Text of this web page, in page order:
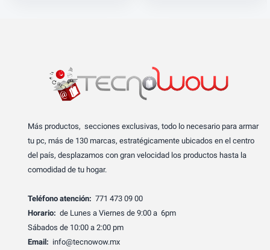
Más productos, secciones exclusivas, todo lo necesario para armar
tu pc, más de 130 marcas, estratégicamente ubicados en el centro
del país, desplazamos con gran velocidad los productos hasta la
comodidad de tu hogar.
Teléfono atención: 771 473 09 00
Horario: de Lunes a Viernes de 9:00 a 6pm
Sábados de 10:00 a 2:00 pm
Email: info@tecnowow.mx